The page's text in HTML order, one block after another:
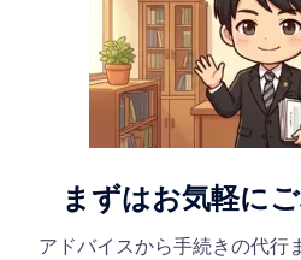
まずはお気軽に
アドバイスから手続きの代行